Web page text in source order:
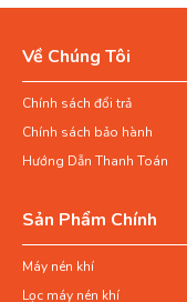
Về Chúng Tôi
Chính sách đổi trả
Chính sách bảo hành
Hướng Dẫn Thanh Toán
Sản Phẩm Chính
Máy nén khí
Lọc máy nén khí